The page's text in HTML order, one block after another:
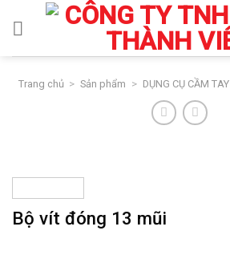
Trang chủ > Sản phẩm > DỤNG CỤ CẦM TAY
Bộ vít đóng 13 mũi